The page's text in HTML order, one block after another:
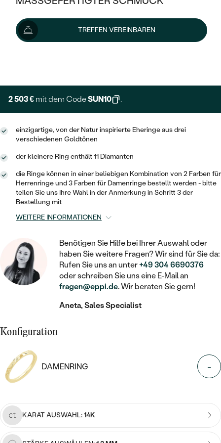
KLASSISCH
MEMOIRE
VINTAGE
AUSSERGEWÖHNLICHE
GEHÄMMERTE
VON HAND GRAVIERTE
IM SET
NACH PREIS
LUXURIÖSE
MIT MEHREREN DIAMANTEN
HALO
VINTAGE
IM SET
AUSSERGEWÖHNLICH
WÄHLE EINEN RING
EINFASSEN
FARBIGE DIAMANTEN ZUM EINFASSEN
NACH EDELSTEIN
MIT DIAMANT
MIT LAB GROWN DIAMANT
MIT MOISSANIT
MIT SCHWARZEN DIAMANTEN
AUSVERKAUF
WENN SCHMUCK HILFT
OHRRINGE
ANHÄNGER / KETTEN
SCHMUCKSET
HERRENSCHMUCK
SCHMUCK FÜR KINDER
BROSCHEN
SCHMUCKZUBEHÖR
GOLD
SILBER
PLATIN
NACH STEIN
DIAMANTSCHMUCK
PLATIN
OHRSTECKER
MINIMALISTISCHE
OHRHÄNGER
SOLITÄR
HERZ
PIERCINGS
NACH STEIN
MIT DIAMANT
MIT EDELSTEIN
PERLENOHRRINGE
NACH PREIS
PREISWERTE
LUXURIÖSE
GOLD
SILBER
NACH STYL
ZUR GEBURT EINES KINDES
MIT STERNZEICHEN
MINIMALISTISCH
MEDAILLON
KETTEN
HERZKETTEN
MIT TIEREN
NACH EDELSTEIN
MIT DIAMANT
MIT EDELSTEIN
PERLENKETTEN
NACH PREIS
AUSVERKAUF
SILBER
NACH STYL
MEMOIRE
MINIMALISTISCHE
STATEMENT
SIEGELRINGE
PERSONALISIERT
NACH EDELSTEIN
PERLENRINGE
NACH PREIS
PREISWERTE
TREFFEN VEREINBAREN
2 781 €
Wir liefern den Schmuck innerhalb von 3 - 4 Wochen.
Lieferoptionen
2 503 € mit dem CodeSUN10 .
einzigartige, von der Natur inspirierte Eheringe aus drei
verschiedenen Goldtönen
der kleinere Ring enthält 11 Diamanten
die Ringe können in einer beliebigen Kombination von 2 Farben für
Herrenringe und 3 Farben für Damenringe bestellt werden - bitte
teilen Sie uns Ihre Wahl in der Anmerkung in Schritt 3 der
Bestellung mit
WEITERE INFORMATIONEN
Benötigen Sie Hilfe bei Ihrer Auswahl oder
haben Sie weitere Fragen? Wir sind für Sie da:
Rufen Sie uns an unter+49 304 6690376
oder schreiben Sie uns eine E-Mail an
fragen@eppi.de. Wir beraten Sie gern!
Aneta, Sales Specialist
Konfiguration
DAMENRING -
KARAT AUSWAHL:14K